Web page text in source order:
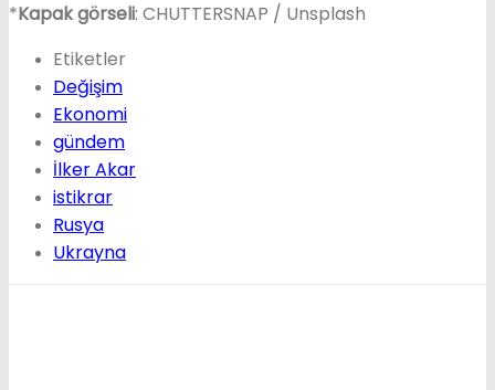
*Kapak görseli: CHUTTERSNAP / Unsplash
Etiketler
Değişim
Ekonomi
gündem
İlker Akar
istikrar
Rusya
Ukrayna